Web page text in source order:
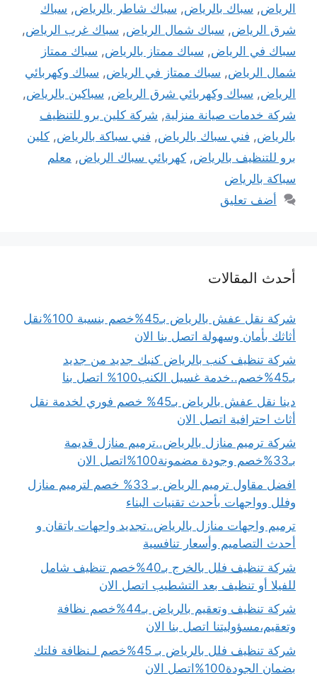
الرياض, سباك بالرياض, سباك شاطر بالرياض, سباك
شرق الرياض, سباك شمال الرياض, سباك غرب الرياض,
سباك في الرياض, سباك ممتاز بالرياض, سباك ممتاز
شمال الرياض, سباك ممتاز في الرياض, سباك وكهربائي
الرياض, سباك وكهربائي شرق الرياض, سباكين بالرياض,
شركة خدمات صيانة منزلية, شركة كلين برو للتنظيف
بالرياض, فني سباك بالرياض, فني سباكة بالرياض, كلين
برو للتنظيف بالرياض, كهربائي سباك الرياض, معلم
سباكة بالرياض
أضف تعليق
أحدث المقالات
شركة نقل عفش بالرياض بـ45%خصم بنسبة 100%نقل
أثاثك بأمان وسهولة اتصل بنا الان
شركة تنظيف كنب بالرياض كنبك جديد من جديد
بـ45%خصم..خدمة غسيل الكنب100% اتصل بنا
دينا نقل عفش بالرياض بـ45% خصم فوري لخدمة نقل
أثاث احترافية اتصل الان
شركة ترميم منازل بالرياض..ترميم منازل قديمة
بـ33%خصم وجودة مضمونة100%اتصل الان
افضل مقاول ترميم الرياض بـ 33% خصم لترميم منازل
وفلل وواجهات بأحدث تقنيات البناء
ترميم واجهات منازل بالرياض..تجديد واجهات باتقان و
أحدث التصاميم وأسعار تنافسية
شركة تنظيف فلل بالخرج بـ40%خصم تنظيف شامل
للفيلا أو تنظيف بعد التشطيب اتصل الان
شركة تنظيف وتعقيم بالرياض بـ44%خصم نظافة
وتعقيم،مسؤوليتنا اتصل بنا الان
شركة تنظيف فلل بالرياض بـ 45%خصم لـنظافة فلتك
بضمان الجودة100%اتصل الان